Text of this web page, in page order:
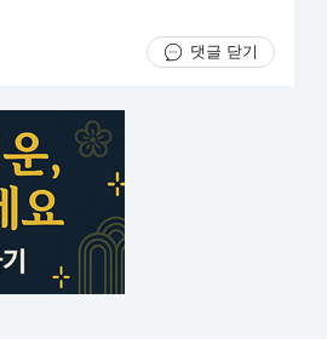
댓글 닫기